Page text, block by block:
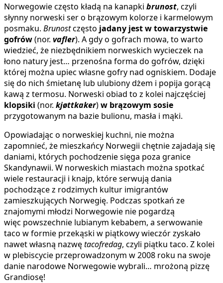
Norwegowie często kładą na kanapki brunost, czyli
słynny norweski ser o brązowym kolorze i karmelowym
posmaku. Brunostczęsto jadany jest w towarzystwie
gofrów(nor. vafler). A gdy o gofrach mowa, to warto
wiedzieć, że niezbędnikiem norweskich wycieczek na
łono natury jest… przenośna forma do gofrów, dzięki
której można upiec własne gofry nad ogniskiem. Dodaje
się do nich śmietanę lub ulubiony dżem i popija gorącą
kawą z termosu. Norweski obiad to z kolei najczęściej
klopsiki (nor. kjøttkaker)w brązowym sosie
przygotowanym na bazie bulionu, masła i mąki.
Opowiadając o norweskiej kuchni, nie można
zapomnieć, że mieszkańcy Norwegii chętnie zajadają się
daniami, których pochodzenie sięga poza granice
Skandynawii. W norweskich miastach można spotkać
wiele restauracji i knajp, które serwują dania
pochodzące z rodzimych kultur imigrantów
zamieszkujących Norwegię. Podczas spotkań ze
znajomymi młodzi Norwegowie nie pogardzą
więc powszechnie lubianym kebabem, a serwowanie
taco w formie przekąski w piątkowy wieczór zyskało
nawet własną nazwętacofredag, czyli piątku taco. Z kolei
w plebiscycie przeprowadzonym w 2008 roku na swoje
danie narodowe Norwegowie wybrali… mrożoną pizzę
Grandiosę!